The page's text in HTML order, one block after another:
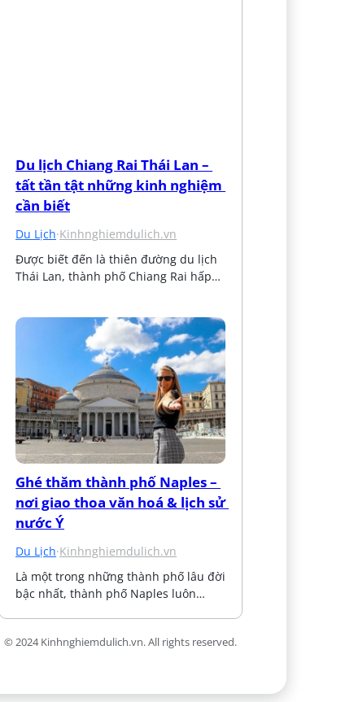
Du lịch Chiang Rai Thái Lan –
tất tần tật những kinh nghiệm
cần biết
Du Lịch·Kinhnghiemdulich.vn
Được biết đến là thiên đường du lịch
Thái Lan, thành phố Chiang Rai hấp…
Ghé thăm thành phố Naples –
nơi giao thoa văn hoá & lịch sử
nước Ý
Du Lịch·Kinhnghiemdulich.vn
Là một trong những thành phố lâu đời
bậc nhất, thành phố Naples luôn…
© 2024 Kinhnghiemdulich.vn. All rights reserved.